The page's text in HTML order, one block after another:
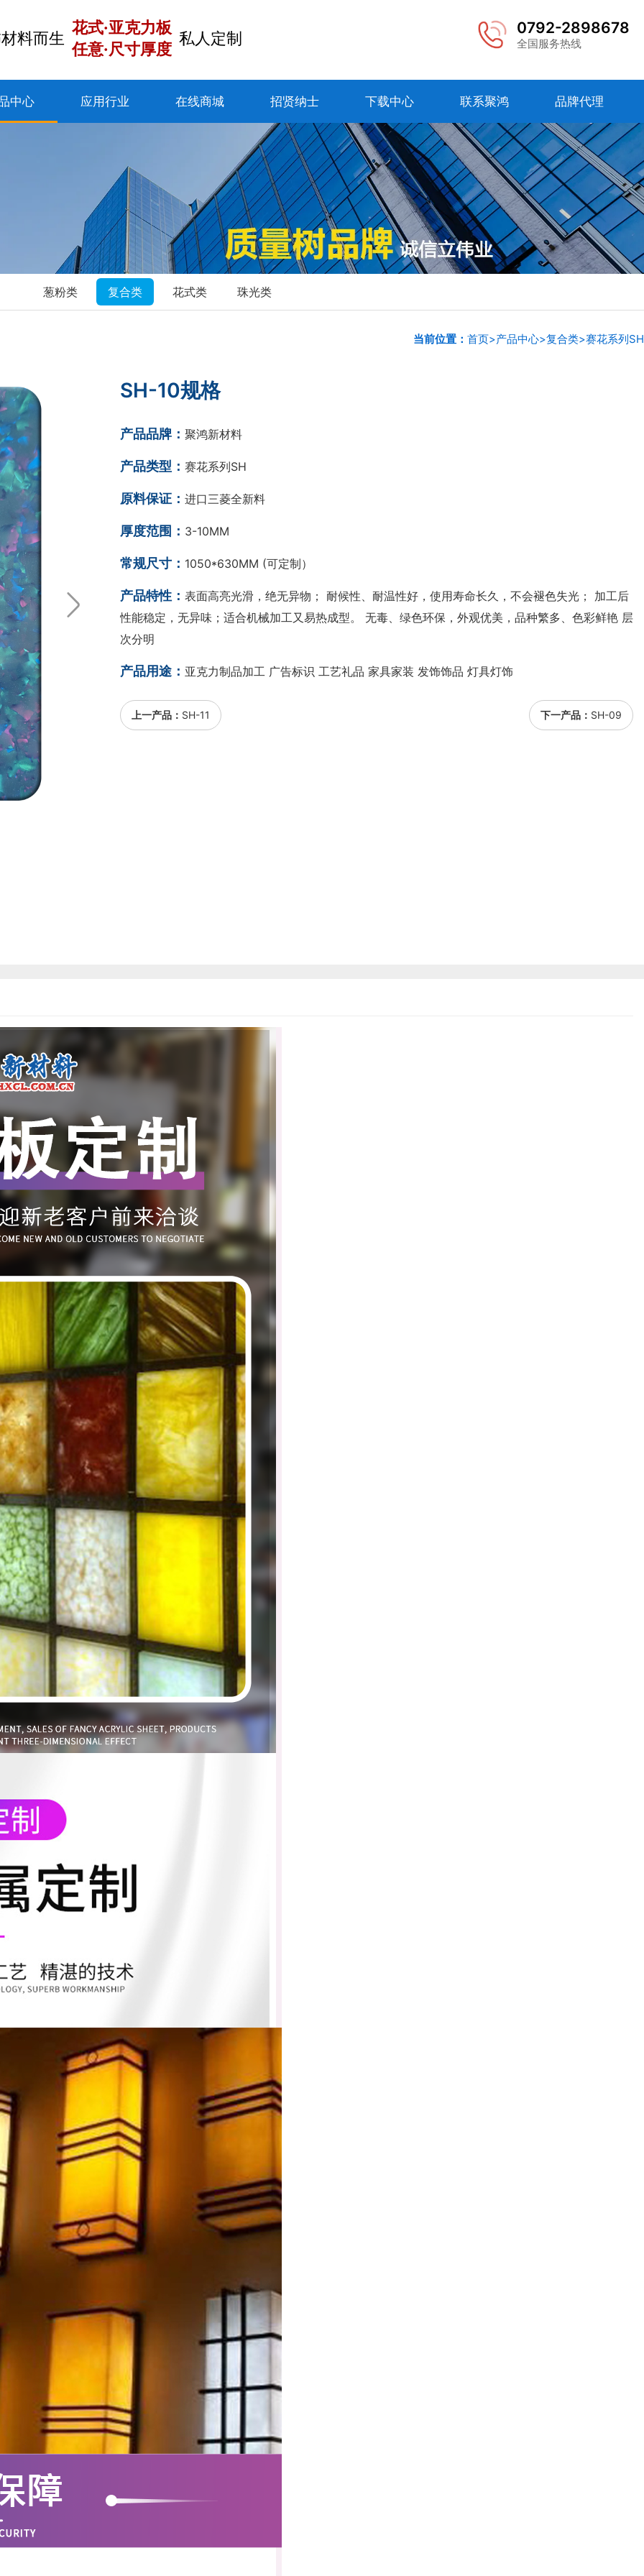
0792-2898678
全国服务热线
料而生
花式·亚克力板
任意·尺寸厚度
私人定制
中心 应用行业 在线商城 招贤纳士 下载中心 联系聚鸿 品牌代理
葱粉类 复合类 花式类 珠光类
当前位置： 首页>产品中心>复合类>赛花系列SH
SH-10规格
产品品牌： 聚鸿新材料
产品类型： 赛花系列SH
原料保证： 进口三菱全新料
厚度范围： 3-10MM
常规尺寸： 1050*630MM (可定制）
产品特性： 表面高亮光滑，绝无异物； 耐候性、耐温性好，使用寿命长久，不会褪色失光； 加工后
性能稳定，无异味；适合机械加工又易热成型。 无毒、绿色环保，外观优美，品种繁多、色彩鲜艳 层
次分明
产品用途： 亚克力制品加工 广告标识 工艺礼品 家具家装 发饰饰品 灯具灯饰
上一产品： SH-11 下一产品： SH-09